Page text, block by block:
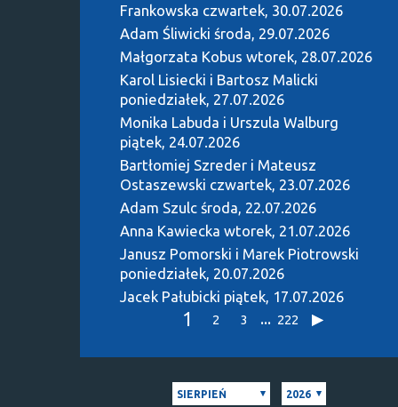
Frankowska czwartek, 30.07.2026
Adam Śliwicki środa, 29.07.2026
Małgorzata Kobus wtorek, 28.07.2026
Karol Lisiecki i Bartosz Malicki
poniedziałek, 27.07.2026
Monika Labuda i Urszula Walburg
piątek, 24.07.2026
Bartłomiej Szreder i Mateusz
Ostaszewski czwartek, 23.07.2026
Adam Szulc środa, 22.07.2026
Anna Kawiecka wtorek, 21.07.2026
Janusz Pomorski i Marek Piotrowski
poniedziałek, 20.07.2026
Jacek Pałubicki piątek, 17.07.2026
1 2 3 ... 222
SIERPIEŃ 2026